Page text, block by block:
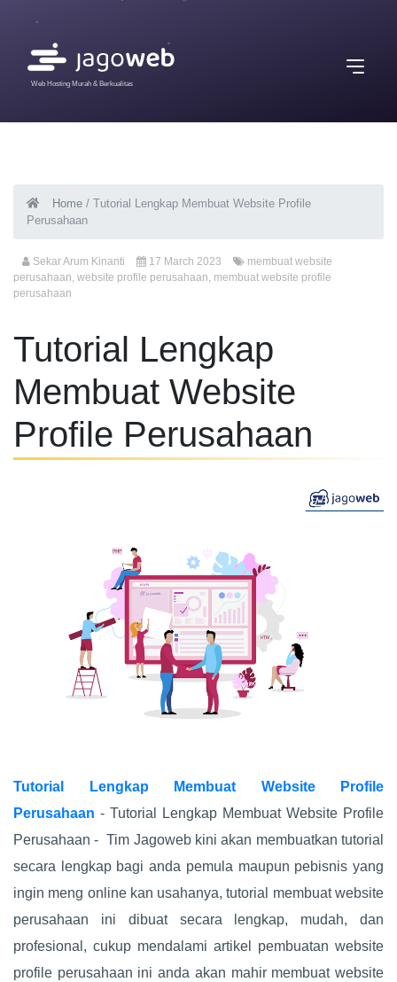
Web Hosting Murah & Berkualitas
Home / Tutorial Lengkap Membuat Website Profile
Perusahaan
Sekar Arum Kinanti 17 March 2023
membuat website
perusahaan, website profile perusahaan, membuat website profile
perusahaan
Tutorial Lengkap
Membuat Website
Profile Perusahaan
Tutorial Lengkap Membuat Website Profile
Perusahaan - Tutorial Lengkap Membuat Website Profile
Perusahaan - Tim Jagoweb kini akan membuatkan tutorial
secara lengkap bagi anda pemula maupun pebisnis yang
ingin meng online kan usahanya, tutorial membuat website
perusahaan ini dibuat secara lengkap, mudah, dan
profesional, cukup mendalami artikel pembuatan website
profile perusahaan ini anda akan mahir membuat website